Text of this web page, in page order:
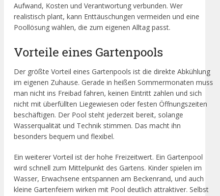
Aufwand, Kosten und Verantwortung verbunden. Wer
realistisch plant, kann Enttäuschungen vermeiden und eine
Poollösung wählen, die zum eigenen Alltag passt.
Vorteile eines Gartenpools
Der größte Vorteil eines Gartenpools ist die direkte Abkühlung
im eigenen Zuhause. Gerade in heißen Sommermonaten muss
man nicht ins Freibad fahren, keinen Eintritt zahlen und sich
nicht mit überfüllten Liegewiesen oder festen Öffnungszeiten
beschäftigen. Der Pool steht jederzeit bereit, solange
Wasserqualität und Technik stimmen. Das macht ihn
besonders bequem und flexibel.
Ein weiterer Vorteil ist der hohe Freizeitwert. Ein Gartenpool
wird schnell zum Mittelpunkt des Gartens. Kinder spielen im
Wasser, Erwachsene entspannen am Beckenrand, und auch
kleine Gartenfeiern wirken mit Pool deutlich attraktiver. Selbst